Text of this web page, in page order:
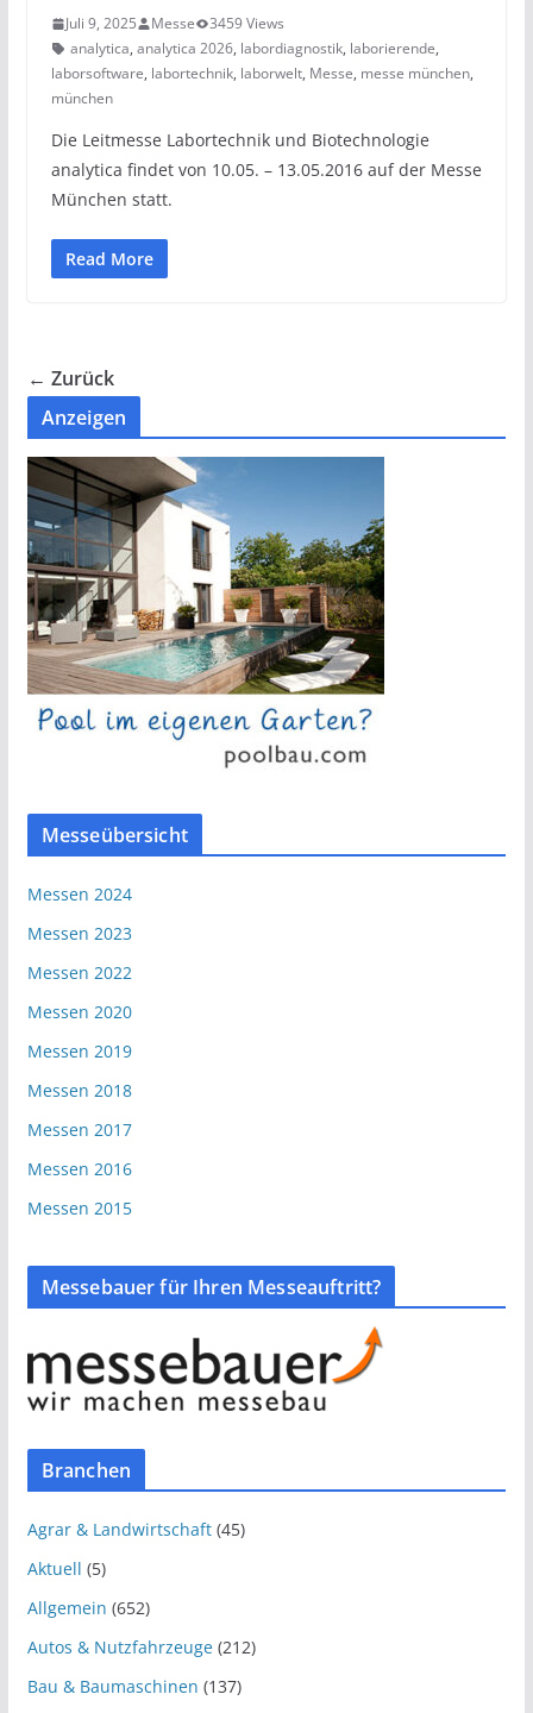
Juli 9, 2025 Messe
3459 Views
analytica, analytica 2026, labordiagnostik, laborierende,
laborsoftware, labortechnik, laborwelt, Messe, messe münchen,
münchen
Die Leitmesse Labortechnik und Biotechnologie
analytica findet von 10.05. – 13.05.2016 auf der Messe
München statt.
Read More
← Zurück
Anzeigen
Messeübersicht
Messen 2024
Messen 2023
Messen 2022
Messen 2020
Messen 2019
Messen 2018
Messen 2017
Messen 2016
Messen 2015
Messebauer für Ihren Messeauftritt?
Branchen
Agrar & Landwirtschaft(45)
Aktuell (5)
Allgemein (652)
Autos & Nutzfahrzeuge(212)
Bau & Baumaschinen (137)